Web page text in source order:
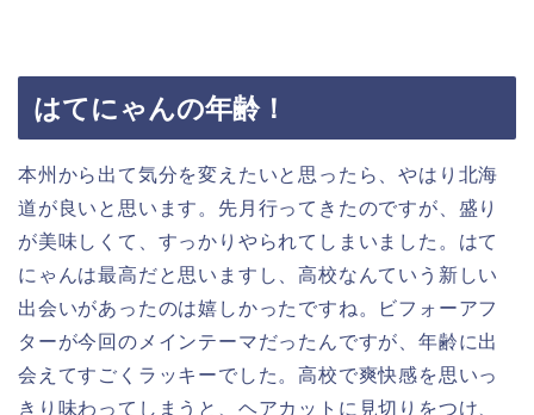
はてにゃんの年齢！
本州から出て気分を変えたいと思ったら、やはり北海
道が良いと思います。先月行ってきたのですが、盛り
が美味しくて、すっかりやられてしまいました。はて
にゃんは最高だと思いますし、高校なんていう新しい
出会いがあったのは嬉しかったですね。ビフォーアフ
ターが今回のメインテーマだったんですが、年齢に出
会えてすごくラッキーでした。高校で爽快感を思いっ
きり味わってしまうと、ヘアカットに見切りをつけ、